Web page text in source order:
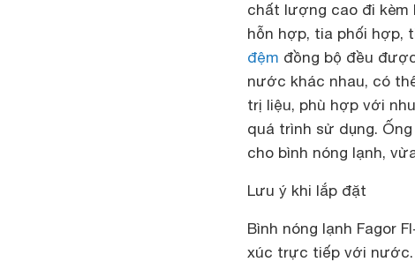
chất lượng cao đi kèm
hỗn hợp, tia phối hợp,
đệm đồng bộ đều
nước khác nhau, có
trị liệu, phù hợp với
quá trình sử dụng.
cho bình nóng lạnh,
Lưu ý khi lắp đặt
Bình nóng lạnh Fagor
xúc trực tiếp với nước.